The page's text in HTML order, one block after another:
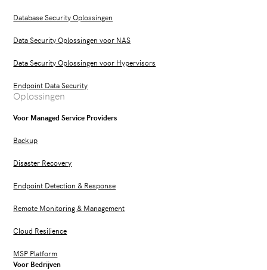
Database Security Oplossingen
Data Security Oplossingen voor NAS
Data Security Oplossingen voor Hypervisors
Endpoint Data Security
Oplossingen
Voor Managed Service Providers
Backup
Disaster Recovery
Endpoint Detection & Response
Remote Monitoring & Management
Cloud Resilience
MSP Platform
Voor Bedrijven